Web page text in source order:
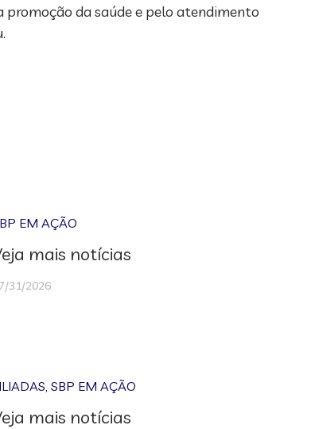
da saúde e pelo atendimento
EM AÇÃO
mais notícias
31/2026
,SBP EM AÇÃO
mais notícias